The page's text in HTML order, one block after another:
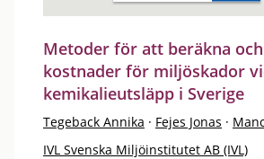
Metoder för att beräkna
kostnader för miljöskador
kemikalieutsläpp i Sverige
Tegeback Annika · Fejes Jonas ·
IVL Svenska Miljöinstitutet AB (IVL)